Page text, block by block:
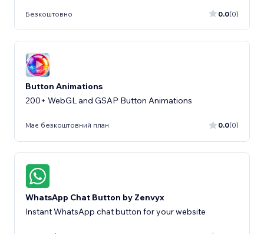
Безкоштовно 0.0(0)
Button Animations
200+ WebGL and GSAP Button Animations
Має безкоштовний план 0.0(0)
WhatsApp Chat Button by Zenvyx
Instant WhatsApp chat button for your website